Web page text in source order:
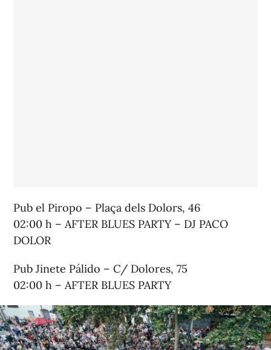
Pub el Piropo – Plaça dels Dolors, 46
02:00 h – AFTER BLUES PARTY – DJ PACO
DOLOR
Pub Jinete Pálido – C/ Dolores, 75
02:00 h – AFTER BLUES PARTY